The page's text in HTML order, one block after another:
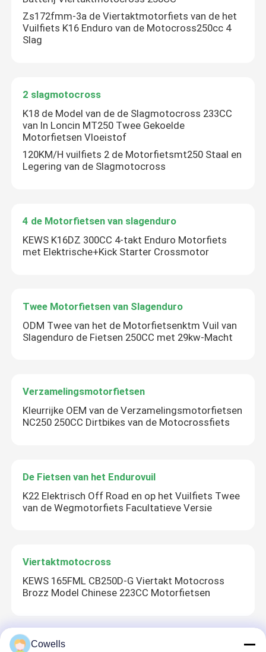
Huis
Producten
Fabrieksreis
Contacteer ons
Verzamelingsmotorfietsen
Zs172fmm-3a de Viertaktmotorfiets van de het
Vuilfiets K16 Enduro van de Motocross250cc 4
Slag
2 slagmotocross
K18 de Model van de de Slagmotocross 233CC
van In Loncin MT250 Twee Gekoelde
Motorfietsen Vloeistof
120KM/H vuilfiets 2 de Motorfietsmt250 Staal en
Legering van de Slagmotocross
4 de Motorfietsen van slagenduro
KEWS K16DZ 300CC 4-takt Enduro Motorfiets
met Elektrische+Kick Starter Crossmotor
Twee Motorfietsen van Slagenduro
ODM Twee van het de Motorfietsenktm Vuil van
Slagenduro de Fietsen 250CC met 29kw-Macht
Verzamelingsmotorfietsen
Kleurrijke OEM van de Verzamelingsmotorfietsen
NC250 250CC Dirtbikes van de Motocrossfiets
De Fietsen van het Endurovuil
K22 Elektrisch Off Road en op het Vuilfiets Twee
van de Wegmotorfiets Facultatieve Versie
Viertaktmotocross
KEWS 165FML CB250D-G Viertakt Motocross
Brozz Model Chinese 223CC Motorfietsen
2 slagmotocross
Cowells